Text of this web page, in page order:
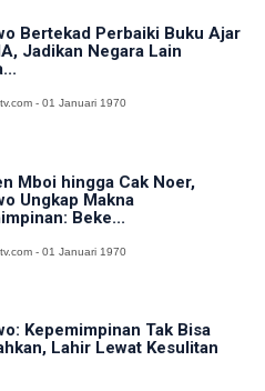
Bertekad Perbaiki Buku Ajar
Jadikan Negara Lain
- 01 Januari 1970
Mboi hingga Cak Noer,
Ungkap Makna
Beke...
- 01 Januari 1970
Kepemimpinan Tak Bisa
Lahir Lewat Kesulitan